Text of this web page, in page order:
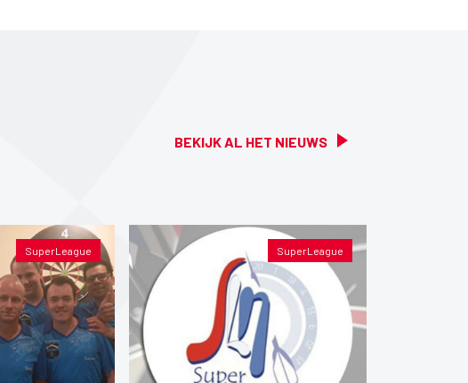
BEKIJK AL HET NIEUWS
SuperLeague SuperLeague